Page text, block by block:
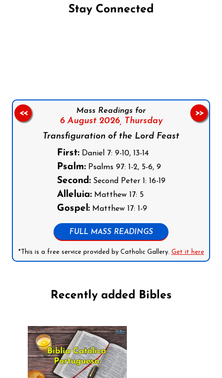
Stay Connected
Mass Readings for
6 August 2026,
Thursday
Transfiguration of the Lord Feast
First:Daniel 7: 9-10, 13-14
Psalm:Psalms 97: 1-2, 5-6, 9
Second:Second Peter 1: 16-19
Alleluia:Matthew 17: 5
Gospel:Matthew 17: 1-9
FULL MASS READINGS
*This is a free service provided by Catholic Gallery. Get it here
<< >>
Recently added Bibles